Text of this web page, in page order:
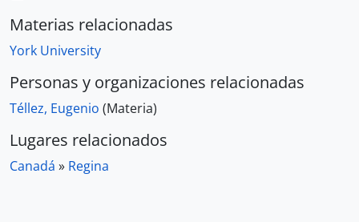
Materias relacionadas
York University
Personas y organizaciones relacionadas
Téllez, Eugenio (Materia)
Lugares relacionados
Canadá » Regina